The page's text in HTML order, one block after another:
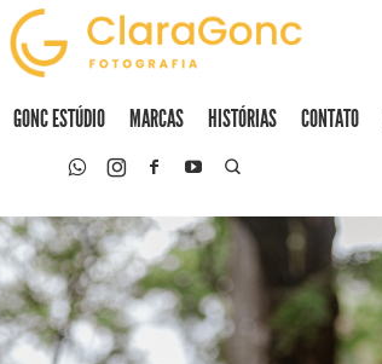
GONC ESTÚDIO MARCAS HISTÓRIAS CONTATO